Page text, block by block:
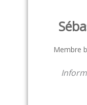
Membre